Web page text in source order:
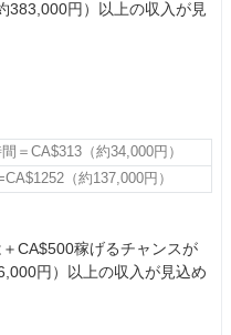
383,000円）以上の収入が見
＝CA$313（約34,000円）
（約137,000円）
CA$500稼げるチャンスが
円）以上の収入が見込め